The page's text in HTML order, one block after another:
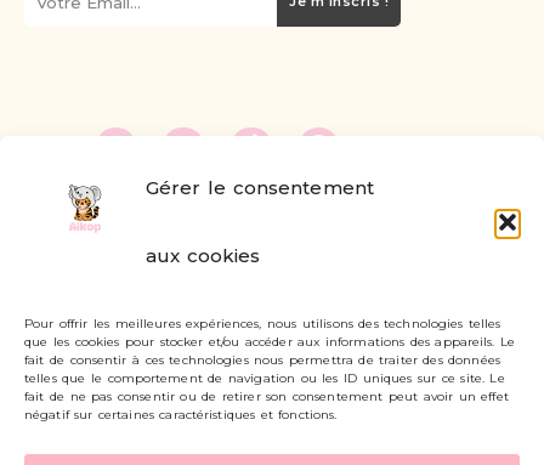
Gérer le consentement
aux cookies
Pour offrir les meilleures expériences, nous utilisons des technologies telles
que les cookies pour stocker et/ou accéder aux informations des appareils. Le
fait de consentir à ces technologies nous permettra de traiter des données
telles que le comportement de navigation ou les ID uniques sur ce site. Le
fait de ne pas consentir ou de retirer son consentement peut avoir un effet
négatif sur certaines caractéristiques et fonctions.
Livraisons et retours
Mon compte
Carte cadeau